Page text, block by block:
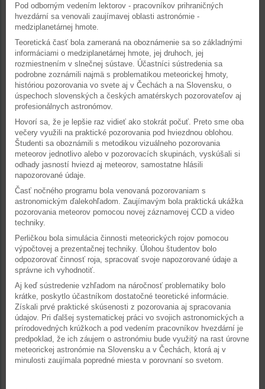
Pod odborným vedením lektorov - pracovníkov prihraničných
hvezdární sa venovali zaujímavej oblasti astronómie -
medziplanetárnej hmote.
Teoretická časť bola zameraná na oboznámenie sa so základnými
informáciami o medziplanetárnej hmote, jej druhoch, jej
rozmiestnením v slnečnej sústave. Účastníci sústredenia sa
podrobne zoznámili najmä s problematikou meteorickej hmoty,
históriou pozorovania vo svete aj v Čechách a na Slovensku, o
úspechoch slovenských a českých amatérskych pozorovateľov aj
profesionálnych astronómov.
Hovorí sa, že je lepšie raz vidieť ako stokrát počuť. Preto sme oba
večery využili na praktické pozorovania pod hviezdnou oblohou.
Študenti sa oboznámili s metodikou vizuálneho pozorovania
meteorov jednotlivo alebo v pozorovacích skupinách, vyskúšali si
odhady jasností hviezd aj meteorov, samostatne hlásili
napozorované údaje.
Časť nočného programu bola venovaná pozorovaniam s
astronomickým ďalekohľadom. Zaujímavým bola praktická ukážka
pozorovania meteorov pomocou novej záznamovej CCD a video
techniky.
Perličkou bola simulácia činnosti meteorických rojov pomocou
výpočtovej a prezentačnej techniky. Úlohou študentov bolo
odpozorovať činnosť roja, spracovať svoje napozorované údaje a
správne ich vyhodnotiť.
Aj keď sústredenie vzhľadom na náročnosť problematiky bolo
krátke, poskytlo účastníkom dostatočné teoretické informácie.
Získali prvé praktické skúsenosti z pozorovania aj spracovania
údajov. Pri ďalšej systematickej práci vo svojich astronomických a
prírodovedných krúžkoch a pod vedením pracovníkov hvezdární je
predpoklad, že ich záujem o astronómiu bude využitý na rast úrovne
meteorickej astronómie na Slovensku a v Čechách, ktorá aj v
minulosti zaujímala popredné miesta v porovnaní so svetom.